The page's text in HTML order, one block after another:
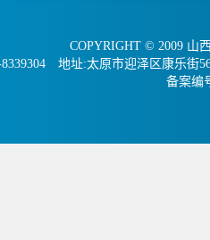
COPYRIGHT © 2009 山
8339304 地址:太原市迎泽区康乐街
备案编